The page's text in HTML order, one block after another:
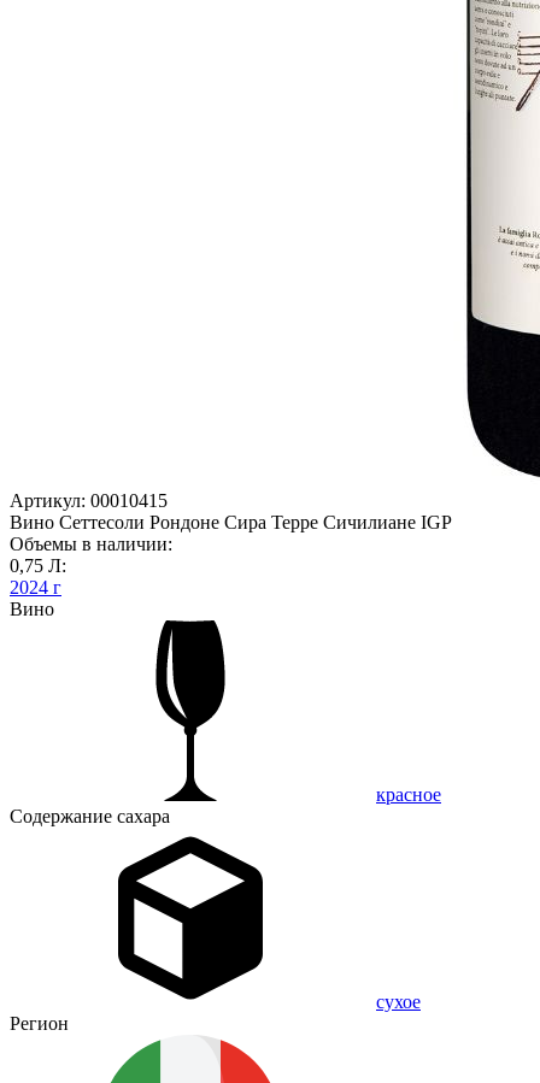
Артикул: 00010415
Вино Сеттесоли Рондоне Сира Терре Сичилиане IGP
Объемы в наличии:
0,75 Л:
2024 г
Вино
красное
Содержание сахара
сухое
Регион